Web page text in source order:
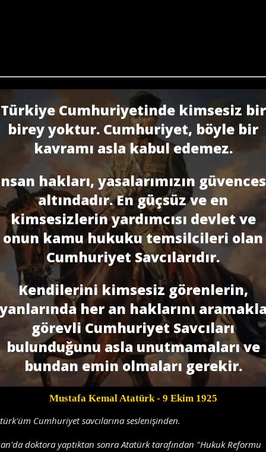
Türkiye Cumhuriyetinde kimsesiz bir
birey yoktur. Cumhuriyet, böyle bir
kavramı asla kabul edemez.
hakları, yasalarımızın
altındadır. En güçsüz ve en
kimsesizlerin yardımcısı devlet ve
onun kamu hukuku temsilcileri olan
Cumhuriyet Savcılarıdır.
Kendilerini kimsesiz görenlerin,
her an haklarını
görevli Cumhuriyet Savcıları
bulunduğunu asla unutmamaları ve
bundan emin olmaları gerekir.
Mustafa Kemal Atatürk- 9 Ekim 1925
Cumhuriyet savcılarına seslenişinden.
doktora yaptıktan sonra Atatürk tarafından "Hukuk Reformu